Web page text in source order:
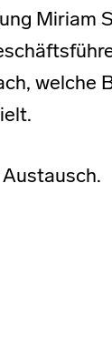
Miriam
welche